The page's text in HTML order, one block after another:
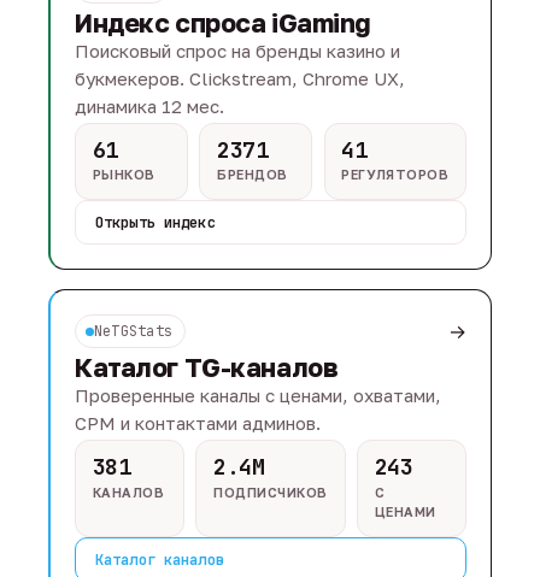
Индекс спроса iGaming
Поисковый спрос на бренды казино и
букмекеров. Clickstream, Chrome UX,
динамика 12 мес.
61
РЫНКОВ
2371
БРЕНДОВ
41
РЕГУЛЯТОРОВ
Открыть индекс
NeTGStats →
Каталог TG-каналов
Проверенные каналы с ценами, охватами,
CPM и контактами админов.
381
КАНАЛОВ
2.4M
ПОДПИСЧИКОВ
243
С
ЦЕНАМИ
Каталог каналов